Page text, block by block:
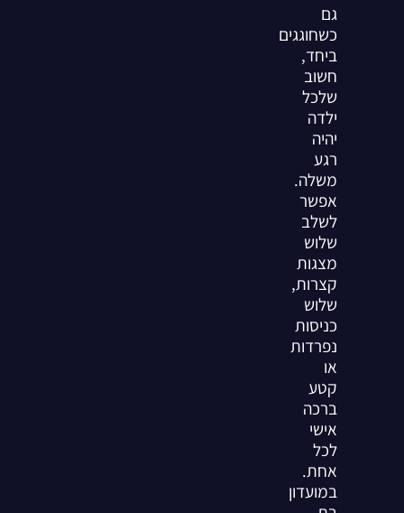
גם
כשחוגגים
ביחד,
חשוב
שלכל
ילדה
יהיה
רגע
משלה.
אפשר
לשלב
שלוש
מצגות
קצרות,
שלוש
כניסות
נפרדות
או
קטע
ברכה
אישי
לכל
אחת.
במועדון